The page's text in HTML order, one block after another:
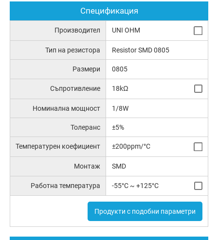
Спецификация
Производител UNI OHM
Тип на резистора Resistor SMD 0805
Размери 0805
Съпротивление 18kΩ
Номинална мощност 1/8W
Толеранс ±5%
Температурен коефициент ±200ppm/°C
Монтаж SMD
Работна температура -55°C ~ +125°C
Продукти с подобни параметри